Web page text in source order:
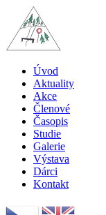
Úvod
Aktuality
Akce
Členové
Časopis
Studie
Galerie
Výstava
Dárci
Kontakt